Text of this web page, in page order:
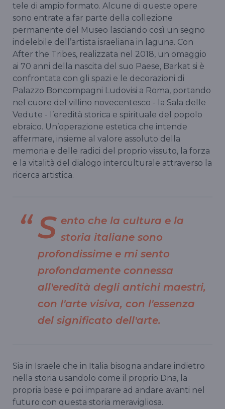
tele di ampio formato. Alcune di queste opere
sono entrate a far parte della collezione
permanente del Museo lasciando così un segno
indelebile dell’artista israeliana in laguna. Con
After the Tribes, realizzata nel 2018, un omaggio
ai 70 anni della nascita del suo Paese, Barkat si è
confrontata con gli spazi e le decorazioni di
Palazzo Boncompagni Ludovisi a Roma, portando
nel cuore del villino novecentesco - la Sala delle
Vedute - l’eredità storica e spirituale del popolo
ebraico. Un’operazione estetica che intende
affermare, insieme al valore assoluto della
memoria e delle radici del proprio vissuto, la forza
e la vitalità del dialogo interculturale attraverso la
ricerca artistica.
S ento che la cultura e la
storia italiane sono
profondissime e mi sento
profondamente connessa
all'eredità degli antichi maestri,
con l'arte visiva, con l'essenza
del significato dell'arte.
Sia in Israele che in Italia bisogna andare indietro
nella storia usandolo come il proprio Dna, la
propria base e poi imparare ad andare avanti nel
futuro con questa storia meravigliosa.